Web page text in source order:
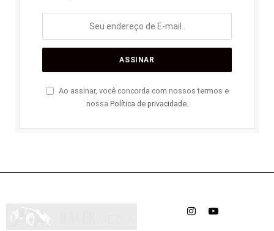
Ao assinar, você concorda com nossos termos e
nossa Política de privacidade.
InstagramYouTube